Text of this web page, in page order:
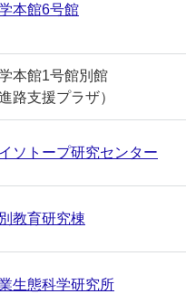
本館6号館
本館1号館別館
進路支援プラザ）
ソトープ研究センター
教育研究棟
生態科学研究所